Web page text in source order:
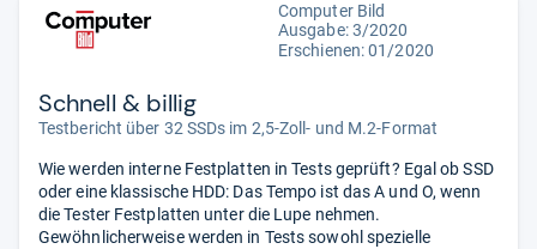
Computer Bild
Ausgabe: 3/2020
Erschienen: 01/2020
Schnell & billig
Testbericht über 32 SSDs im 2,5-Zoll- und M.2-Format
Wie werden interne Festplatten in Tests geprüft? Egal ob SSD
oder eine klassische HDD: Das Tempo ist das A und O, wenn
die Tester Festplatten unter die Lupe nehmen.
Gewöhnlicherweise werden in Tests sowohl spezielle